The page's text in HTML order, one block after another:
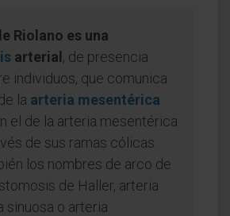
Riolano es una
arterial , de presencia
individuos, que comunica
la arteria mesentérica
el de la arteria mesentérica
de sus ramas cólicas.
los nombres de arco de
de Haller, arteria
sinuosa o arteria